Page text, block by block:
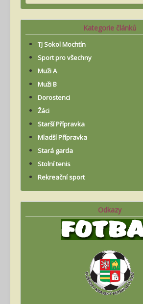
Kategorie článků
TJ Sokol Mochtín
Sport pro všechny
Muži A
Muži B
Dorostenci
Žáci
Starší Přípravka
Mladší Přípravka
Stará garda
Stolní tenis
Rekreační sport
Odkazy